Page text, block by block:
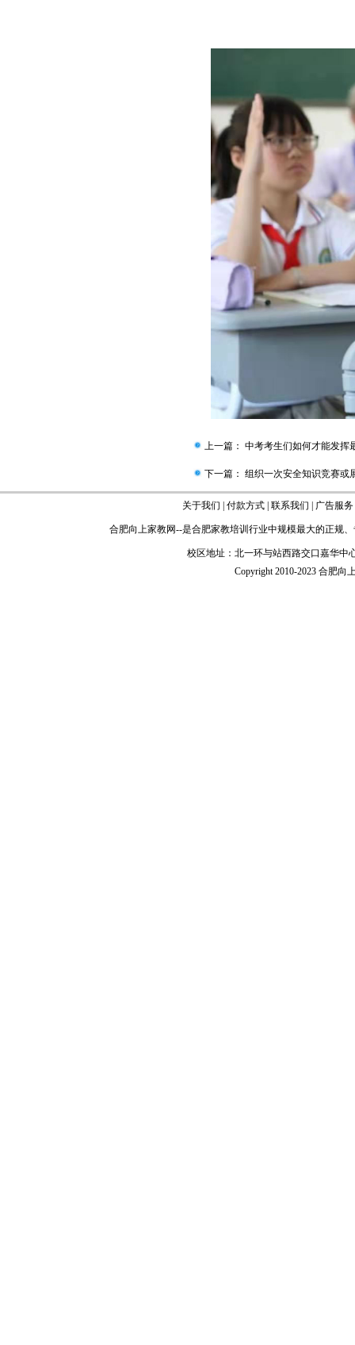
上一篇： 中考考生们如何才能发挥
下一篇： 组织一次安全知识竞赛或
关于我们 | 付款方式 | 联系我们 | 广告服务
合肥向上家教网--是合肥家教培训行业中规模最大的正规
校区地址：北一环与站西路交口嘉华
Copyright 2010-2023 合肥向